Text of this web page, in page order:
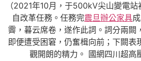
（2021年10月，于500kV尖山變電
自改革任務。任務完震旦辦公家具
霽，暮云席卷，遂作此詞。詞分兩闕
即便遭受困窘，仍奮楫向前；下闕表
觀開朗的精力。 國網四川超高